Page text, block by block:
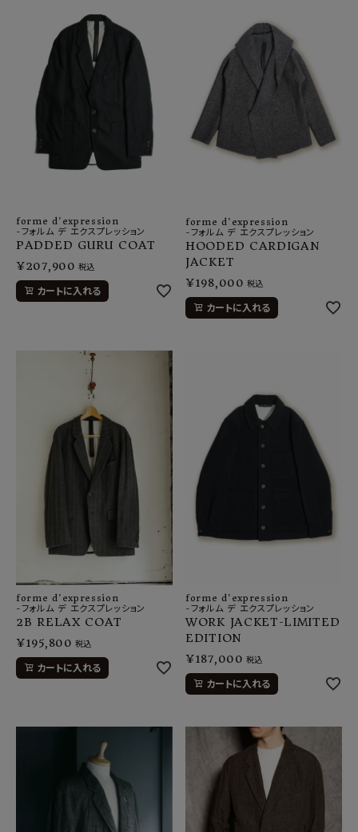
forme d'expression
-フォルム デ エクスプレッション
PADDED GURU COAT
¥207,900 税込
カートに入れる
forme d'expression
-フォルム デ エクスプレッション
HOODED CARDIGAN
JACKET
¥198,000 税込
カートに入れる
forme d'expression
-フォルム デ エクスプレッション
2B RELAX COAT
¥195,800 税込
カートに入れる
forme d'expression
-フォルム デ エクスプレッション
WORK JACKET-LIMITED
EDITION
¥187,000 税込
カートに入れる